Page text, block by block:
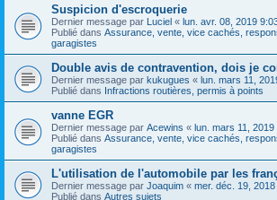
Suspicion d'escroquerie
Dernier message par Luciel « lun. avr. 08, 2019
Publié dans Assurance, vente, vice cachés,
garagistes
Double avis de contravention, dois je
Dernier message par kukugues « lun. mars 11,
Publié dans Infractions routières, permis à points
vanne EGR
Dernier message par Acewins « lun. mars 11, 2019
Publié dans Assurance, vente, vice cachés,
garagistes
L'utilisation de l'automobile par les
Dernier message par Joaquim « mer. déc. 19,
Publié dans Autres sujets